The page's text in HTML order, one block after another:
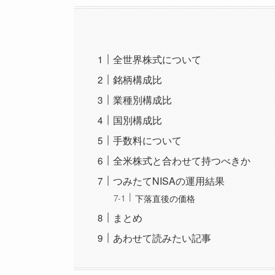
全世界株式について
銘柄構成比
業種別構成比
国別構成比
手数料について
全米株式と合わせて持つべきか
つみたてNISAの運用結果
下落直後の価格
まとめ
あわせて読みたい記事